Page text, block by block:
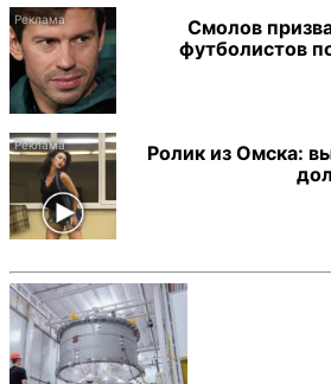
Смолов
футболистов
Ролик из Омска: